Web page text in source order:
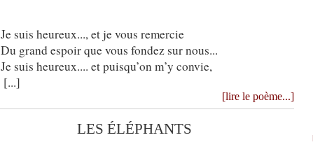
Je suis heureux..., et je vous remercie
Du grand espoir que vous fondez sur nous...
Je suis heureux.... et puisqu’on m’y convie,
[...]
[lire le poème...]
LES ÉLÉPHANTS